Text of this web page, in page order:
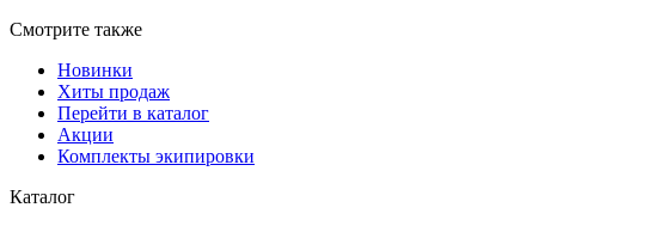
Смотрите также
Новинки
Хиты продаж
Перейти в каталог
Акции
Комплекты экипировки
Каталог